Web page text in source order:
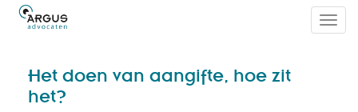
Het doen van aangifte, hoe zit
het?